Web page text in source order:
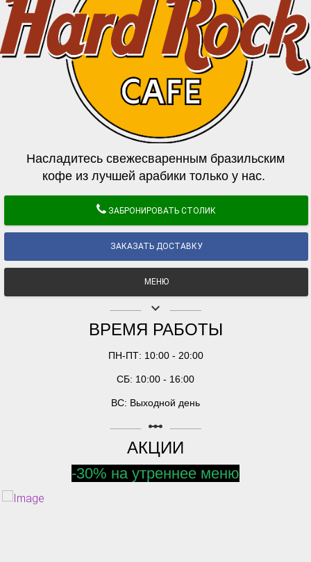
Насладитесь свежесваренным бразильским
кофе из лучшей арабики только у нас.
ЗАБРОНИРОВАТЬ СТОЛИК
ЗАКАЗАТЬ ДОСТАВКУ
МЕНЮ
keyboard_arrow_down
ВРЕМЯ РАБОТЫ
ПН-ПТ: 10:00 - 20:00
СБ: 10:00 - 16:00
ВС: Выходной день
linear_scale
АКЦИИ
-30% на утреннее меню